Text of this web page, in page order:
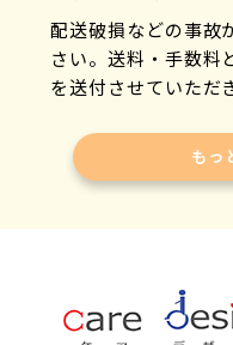
配送破損などの事故
さい。送料・手数料
を送付させていただ
もっ